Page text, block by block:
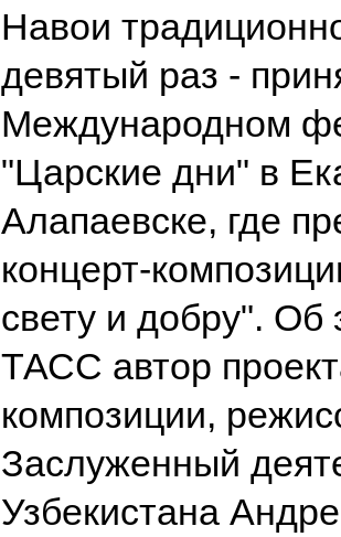
Навои
девятый раз -
Международном
"Царские дни" в
Алапаевске, где
концерт-
свету и добру". Об
ТАСС автор
композиции,
Заслуженный
Узбекистана